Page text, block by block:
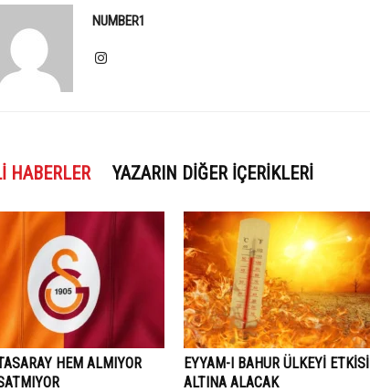
NUMBER1
HABERLER YAZARIN DIĞER İÇERIKLERI
HEM ALMIYOR
EYYAM-I BAHUR ÜLKEYİ ETKİSİ
ALTINA ALACAK